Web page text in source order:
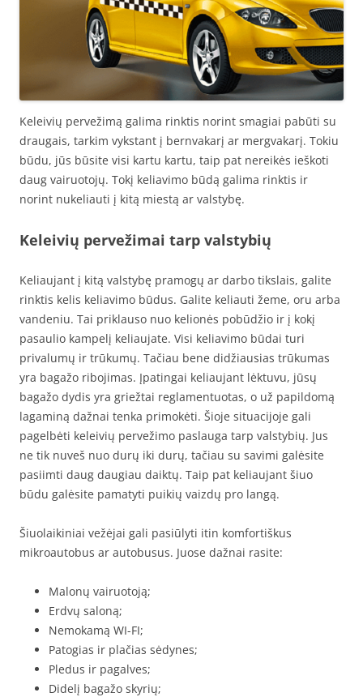
Keleivių pervežimą galima rinktis norint smagiai pabūti su
draugais, tarkim vykstant į bernvakarį ar mergvakarį. Tokiu
būdu, jūs būsite visi kartu kartu, taip pat nereikės ieškoti
daug vairuotojų. Tokį keliavimo būdą galima rinktis ir
norint nukeliauti į kitą miestą ar valstybę.
Keleivių pervežimai tarp valstybių
Keliaujant į kitą valstybę pramogų ar darbo tikslais, galite
rinktis kelis keliavimo būdus. Galite keliauti žeme, oru arba
vandeniu. Tai priklauso nuo kelionės pobūdžio ir į kokį
pasaulio kampelį keliaujate. Visi keliavimo būdai turi
privalumų ir trūkumų. Tačiau bene didžiausias trūkumas
yra bagažo ribojimas. Įpatingai keliaujant lėktuvu, jūsų
bagažo dydis yra griežtai reglamentuotas, o už papildomą
lagaminą dažnai tenka primokėti. Šioje situacijoje gali
pagelbėti keleivių pervežimo paslauga tarp valstybių. Jus
ne tik nuveš nuo durų iki durų, tačiau su savimi galėsite
pasiimti daug daugiau daiktų. Taip pat keliaujant šiuo
būdu galėsite pamatyti puikių vaizdų pro langą.
Šiuolaikiniai vežėjai gali pasiūlyti itin komfortiškus
mikroautobus ar autobusus. Juose dažnai rasite:
Malonų vairuotoją;
Erdvų saloną;
Nemokamą WI-FI;
Patogias ir plačias sėdynes;
Pledus ir pagalves;
Didelį bagažo skyrių;